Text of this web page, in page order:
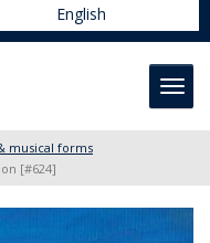
English
musical forms
[#624]